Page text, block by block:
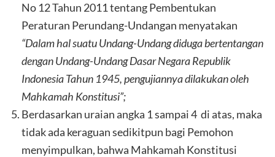
No 12 Tahun 2011 tentang Pembentukan
Peraturan Perundang-Undangan menyatakan
“Dalam hal suatu Undang-Undang diduga bertentangan
dengan Undang-Undang Dasar Negara Republik
Indonesia Tahun 1945, pengujiannya dilakukan oleh
Mahkamah Konstitusi”;
Berdasarkan uraian angka 1 sampai 4 di atas, maka
tidak ada keraguan sedikitpun bagi Pemohon
menyimpulkan, bahwa Mahkamah Konstitusi